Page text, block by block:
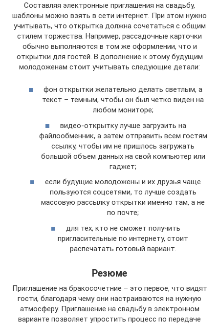
Составляя электронные приглашения на свадьбу,
шаблоны можно взять в сети интернет. При этом нужно
учитывать, что открытка должна сочетаться с общим
стилем торжества. Например, рассадочные карточки
обычно выполняются в том же оформлении, что и
открытки для гостей. В дополнение к этому будущим
молодоженам стоит учитывать следующие детали:
фон открытки желательно делать светлым, а
текст – темным, чтобы он был четко виден на
любом мониторе;
видео-открытку лучше загрузить на
файлообменник, а затем отправить всем гостям
ссылку, чтобы им не пришлось загружать
большой объем данных на свой компьютер или
гаджет;
если будущие молодожены и их друзья чаще
пользуются соцсетями, то лучше создать
массовую рассылку открытки именно там, а не
по почте;
для тех, кто не сможет получить
пригласительные по интернету, стоит
распечатать готовый вариант.
Резюме
Приглашение на бракосочетние – это первое, что видят
гости, благодаря чему они настраиваются на нужную
атмосферу. Приглашение на свадьбу в электронном
варианте позволяет упростить процесс по передаче